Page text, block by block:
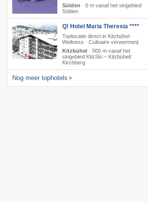
Sölden · 0 m vanaf het skigebied
Sölden
Q! Hotel Maria Theresia ****
Toplocatie direct in Kitzbühel ·
Wellness · Culinaire verwennerij
Kitzbühel· 500 m vanaf het
skigebied KitzSki – Kitzbühel/​
Kirchberg
Nog meer tophotels